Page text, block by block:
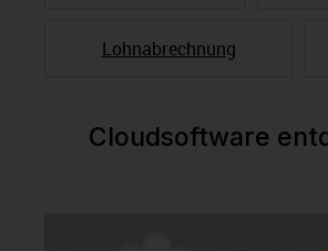
Lohnabrechnung
Cloudsoftware